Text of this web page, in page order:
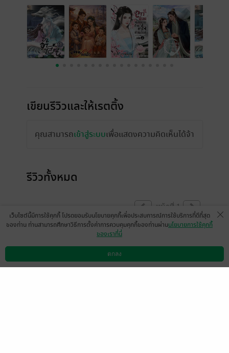
เขียนรีวิวและให้เรตติ้ง
คุณสามารถเข้าสู่ระบบเพื่อแสดงความคิดเห็นได้จ้า
รีวิวทั้งหมด
หน้าที่ 1
มีแล้ว -
28 เม.ย. 25685:28 น.
ดาวน์โหลดแอป วิธีการใช้งาน ติดต่อเรา
เว็บไซต์นี้มีการใช้คุกกี้ โปรดยอมรับนโยบายคุกกี้เพื่อประสบการณ์การใช้บริการที่ดีที่สุด
ของท่าน ท่านสามารถศึกษาวิธีการตั้งค่าการควบคุมคุกกี้ของท่านผ่านนโยบายการใช้คุกกี้
ของเราที่นี่
ตกลง